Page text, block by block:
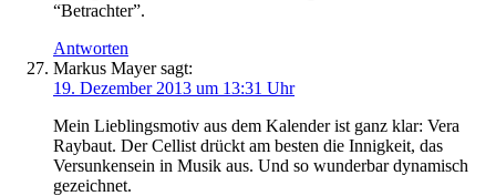
“Betrachter”.
Antworten
Markus Mayer sagt:
19. Dezember 2013 um 13:31 Uhr
Mein Lieblingsmotiv aus dem Kalender ist ganz klar: Vera
Raybaut. Der Cellist drückt am besten die Innigkeit, das
Versunkensein in Musik aus. Und so wunderbar dynamisch
gezeichnet.